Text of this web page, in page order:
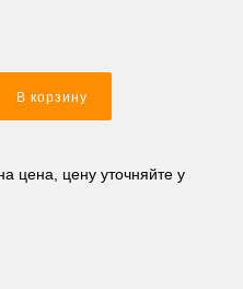
В корзину
цена, цену уточняйте у